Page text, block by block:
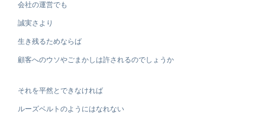
会社の運営でも
誠実さより
生き残るためならば
顧客へのウソやごまかしは許されるのでしょうか
それを平然とできなければ
ルーズベルトのようにはなれない